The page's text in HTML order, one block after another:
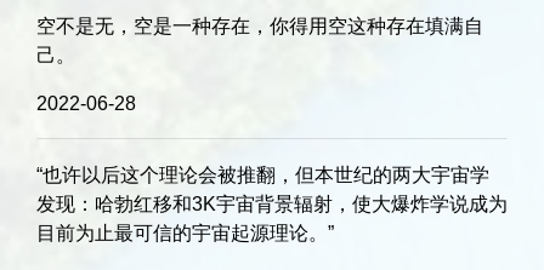
空不是无，空是一种存在，你得用空这种存在填满自
己。
2022-06-28
“也许以后这个理论会被推翻，但本世纪的两大宇宙学
发现：哈勃红移和3K宇宙背景辐射，使大爆炸学说成为
目前为止最可信的宇宙起源理论。”